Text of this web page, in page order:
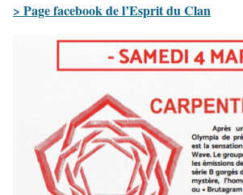
> Page facebook de l’Esprit du Clan